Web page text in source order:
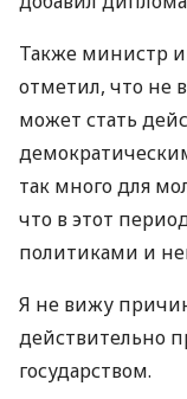
Также министр
отметил, что не
может стать
так много для
что в этот
политиками и
Я не вижу
действительно
государством.